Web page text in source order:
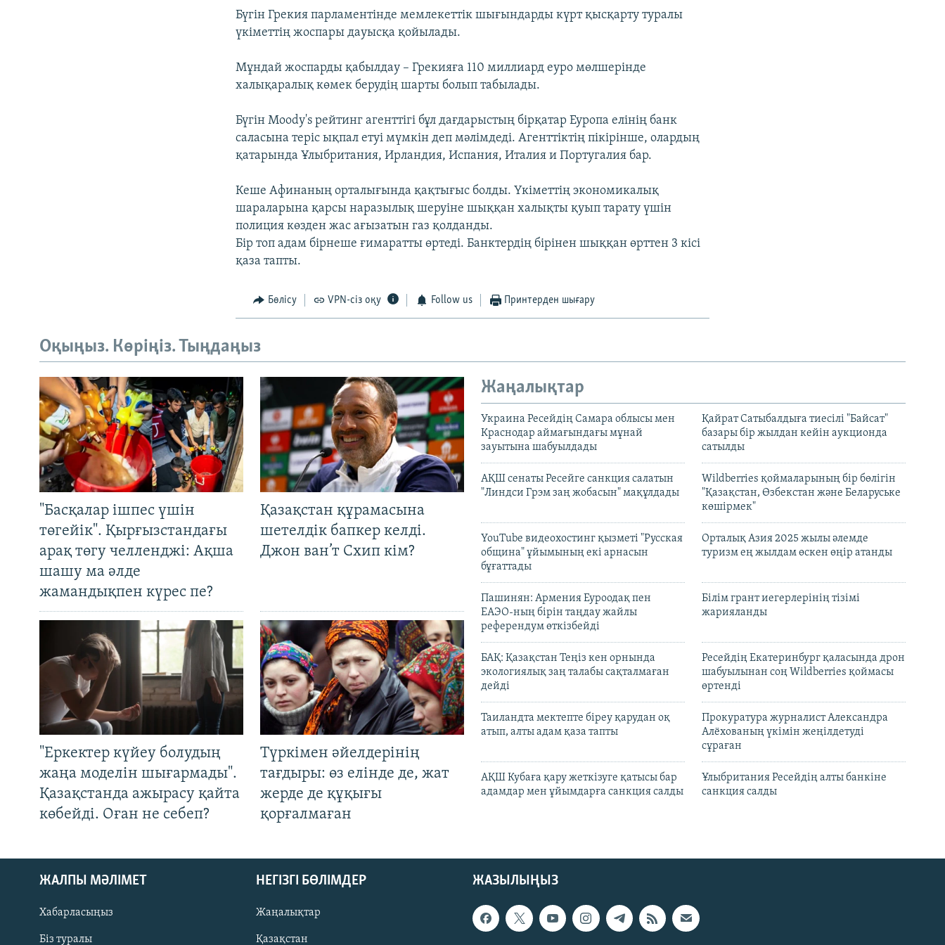
Бүгін Грекия парламентінде мемлекеттік шығындарды күрт қысқарту туралы
үкіметтің жоспары дауысқа қойылады.
Мұндай жоспарды қабылдау – Грекияға 110 миллиард еуро мөлшерінде
халықаралық көмек берудің шарты болып табылады.
Бүгін Moody's рейтинг агенттігі бұл дағдарыстың бірқатар Еуропа елінің банк
саласына теріс ықпал етуі мүмкін деп мәлімдеді. Агенттіктің пікірінше, олардың
қатарында Ұлыбритания, Ирландия, Испания, Италия и Португалия бар.
Кеше Афинаның орталығында қақтығыс болды. Үкіметтің экономикалық
шараларына қарсы наразылық шеруіне шыққан халықты қуып тарату үшін
полиция көзден жас ағызатын газ қолданды.
Бір топ адам бірнеше ғимаратты өртеді. Банктердің бірінен шыққан өрттен 3 кісі
қаза тапты.
Бөлісу VPN-сіз оқу Follow us Принтерден шығару
Оқыңыз. Көріңіз. Тыңдаңыз
"Басқалар ішпес үшін
төгейік". Қырғызстандағы
арақ төгу челленджі: Ақша
шашу ма әлде
жамандықпен күрес пе?
Қазақстан құрамасына
шетелдік бапкер келді.
Джон ван’т Схип кім?
"Еркектер күйеу болудың
жаңа моделін шығармады".
Қазақстанда ажырасу қайта
көбейді. Оған не себеп?
Түркімен әйелдерінің
тағдыры: өз елінде де, жат
жерде де құқығы
қорғалмаған
Жаңалықтар
Украина Ресейдің Самара облысы мен
Краснодар аймағындағы мұнай
зауытына шабуылдады
Қайрат Сатыбалдыға тиесілі "Байсат"
базары бір жылдан кейін аукционда
сатылды
АҚШ сенаты Ресейге санкция салатын
"Линдси Грэм заң жобасын" мақұлдады
Wildberries қоймаларының бір бөлігін
"Қазақстан, Өзбекстан және Беларуське
көшірмек"
YouTube видеохостинг қызметі "Русская
община" ұйымының екі арнасын
бұғаттады
Орталық Азия 2025 жылы әлемде
туризм ең жылдам өскен өңір атанды
Пашинян: Армения Еуроодақ пен
ЕАЭО-ның бірін таңдау жайлы
референдум өткізбейді
Білім грант иегерлерінің тізімі
жарияланды
БАҚ: Қазақстан Теңіз кен орнында
экологиялық заң талабы сақталмаған
дейді
Ресейдің Екатеринбург қаласында дрон
шабуылынан соң Wildberries қоймасы
өртенді
Таиландта мектепте біреу қарудан оқ
атып, алты адам қаза тапты
Прокуратура журналист Александра
Алёхованың үкімін жеңілдетуді
сұраған
АҚШ Кубаға қару жеткізуге қатысы бар
адамдар мен ұйымдарға санкция салды
Ұлыбритания Ресейдің алты банкіне
санкция салды
ЖАЗЫЛЫҢЫЗ
ЖАЛПЫ МӘЛІМЕТ
Хабарласыңыз
Біз туралы
НЕГІЗГІ БӨЛІМДЕР
Жаңалықтар
Қазақстан